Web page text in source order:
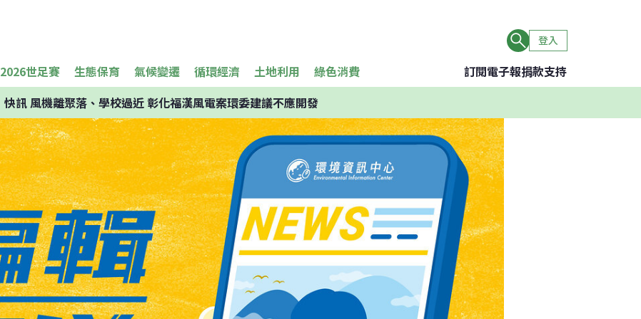
登入
2026世足賽 生態保育 氣候變遷 循環經濟 土地利用 綠色消費 訂閱電子報捐款支持
快訊風機離聚落、學校過近 彰化福漢風電案環委建議不應開發